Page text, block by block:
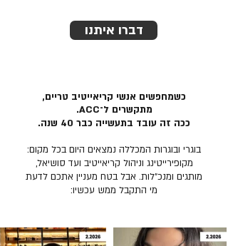
דברו איתנו
כשמחפשים אנשי קריאייטיב טריים,
מתקשרים ל־ACC.
ככה זה עובד בתעשייה כבר 40 שנה.
בוגרי ובוגרות המכללה נמצאים היום בכל מקום:
מקופירייטינג וניהול קריאייטיב ועד סושיאל,
מותגים ומנכ״לות. אבל בטח מעניין אתכם לדעת
מי התקבל ממש עכשיו: